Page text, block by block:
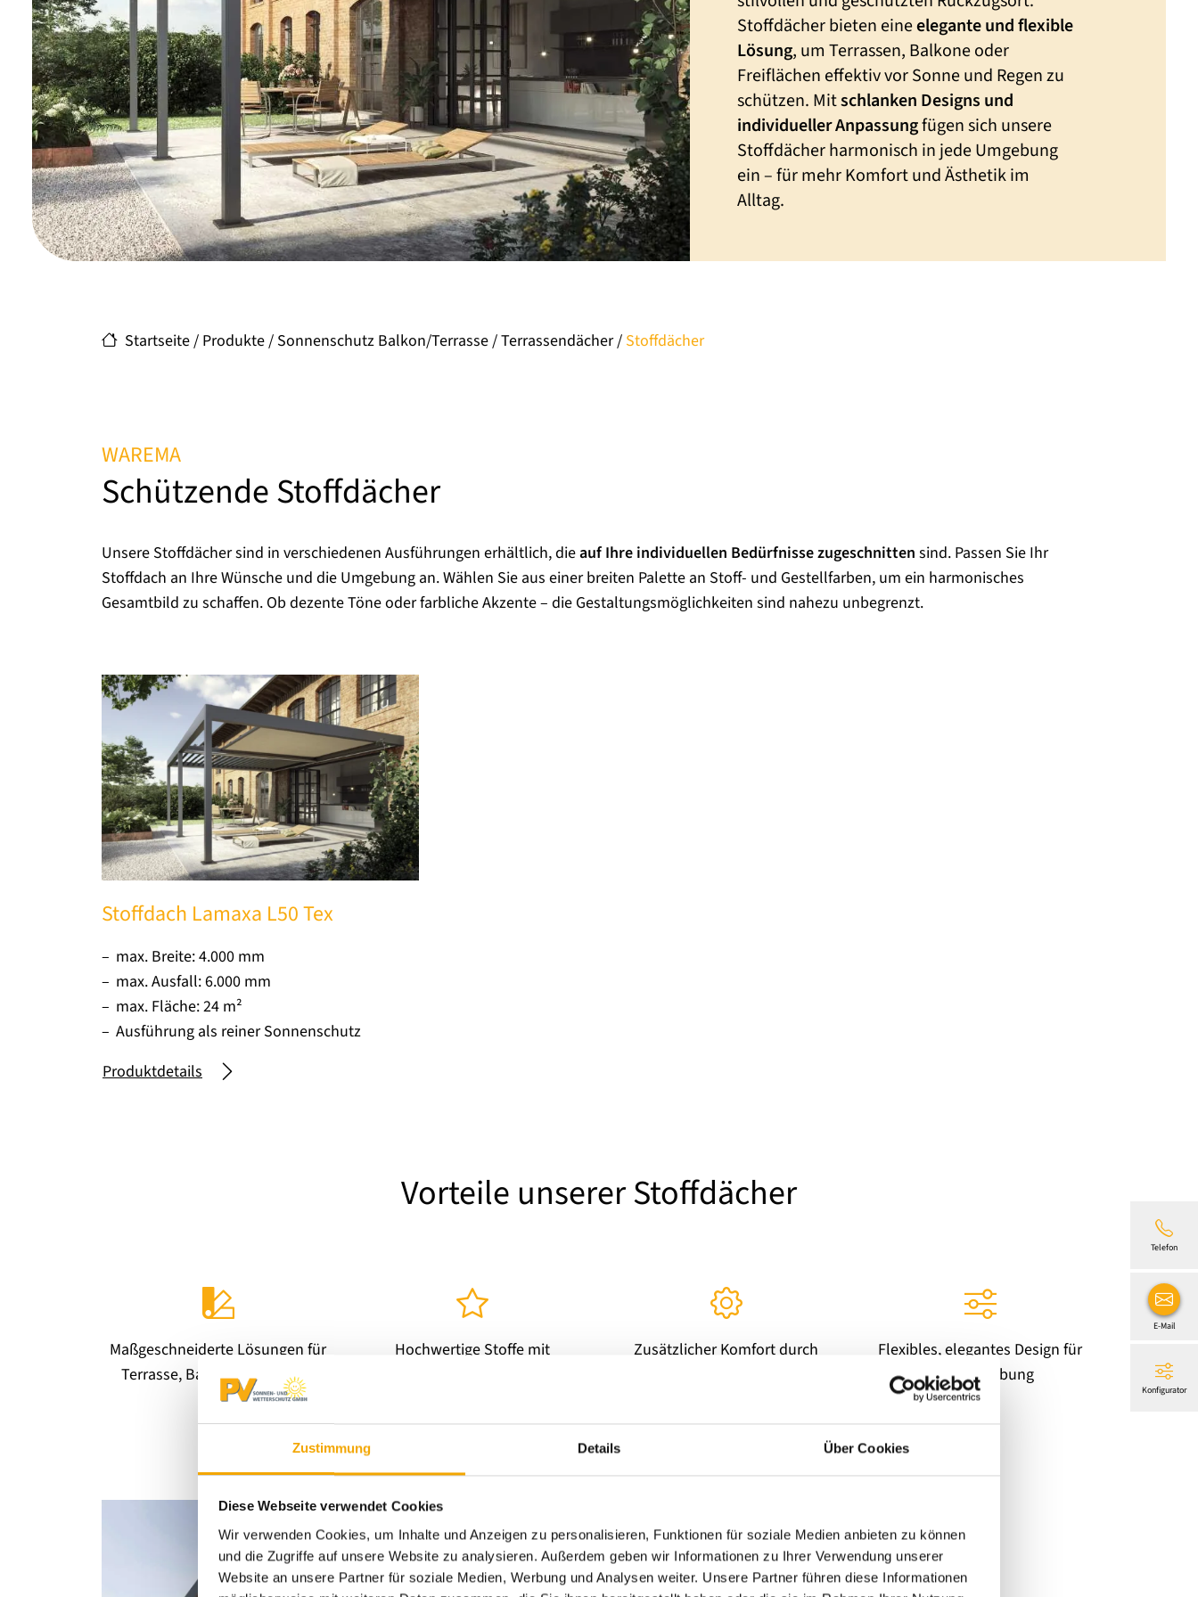
Zustimmung Details Über Cookies
Diese Webseite verwendet Cookies
Wir verwenden Cookies, um Inhalte und Anzeigen zu personalisieren, Funktionen für soziale Medien anbieten zu können
und die Zugriffe auf unsere Website zu analysieren. Außerdem geben wir Informationen zu Ihrer Verwendung unserer
Website an unsere Partner für soziale Medien, Werbung und Analysen weiter. Unsere Partner führen diese Informationen
Startseite / Produkte / Sonnenschutz Balkon/Terrasse /Terrassendächer / Stoffdächer
Stoffdächer bieten eineelegante und flexible
Lösung, um Terrassen, Balkone oder
Freiflächen effektiv vor Sonne und Regen zu
schützen. Mitschlanken Designs und
individueller Anpassungfügen sich unsere
Stoffdächer harmonisch in jede Umgebung
ein – für mehr Komfort und Ästhetik im
Alltag.
WAREMA
Schützende Stoffdächer
Unsere Stoffdächer sind in verschiedenen Ausführungen erhältlich, dieauf Ihre individuellen Bedürfnisse zugeschnitten sind. Passen Sie Ihr
Stoffdach an Ihre Wünsche und die Umgebung an. Wählen Sie aus einer breiten Palette an Stoff- und Gestellfarben, um ein harmonisches
Gesamtbild zu schaffen. Ob dezente Töne oder farbliche Akzente – die Gestaltungsmöglichkeiten sind nahezu unbegrenzt.
Stoffdach Lamaxa L50 Tex
max. Breite: 4.000 mm
max. Ausfall: 6.000 mm
max. Fläche: 24 m²
Ausführung als reiner Sonnenschutz
Produktdetails
Vorteile unserer Stoffdächer
Maßgeschneiderte Lösungen für
Terrasse, Balkon, Freiflächen
Hochwertige Stoffe mit
Zusätzlicher Komfort durch
Flexibles, elegantes Design für
jede Umgebung
Unsere Erfolgsprojekte im
Telefon
E-Mail
Konfigurator